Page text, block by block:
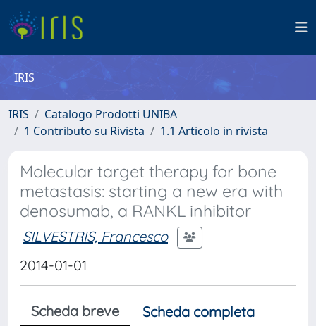
IRIS
IRIS
Catalogo Prodotti UNIBA
1 Contributo su Rivista
1.1 Articolo in rivista
Molecular target therapy for bone
metastasis: starting a new era with
denosumab, a RANKL inhibitor
SILVESTRIS, Francesco
2014-01-01
Scheda breve
Scheda completa